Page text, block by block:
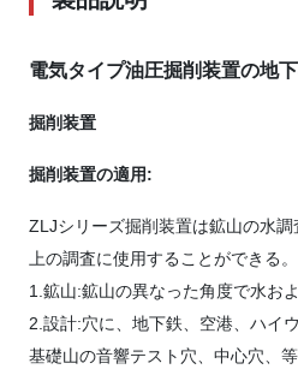
電気タイプ油圧掘削装置の地
掘削装置
掘削装置の適用:
ZLJシリーズ掘削装置は鉱山の水
上の調査に使用することができる。
1.鉱山:鉱山の異なった角度で水お
2.設計:穴に、地下鉄、空港、ハイ
基礎山の音響テスト穴、中心穴、等